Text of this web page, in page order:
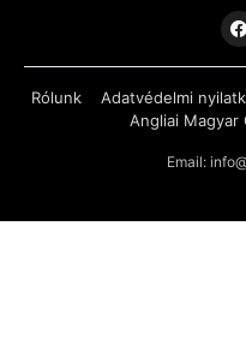
Rólunk Adatvédelmi
Angliai Magyar
Email: